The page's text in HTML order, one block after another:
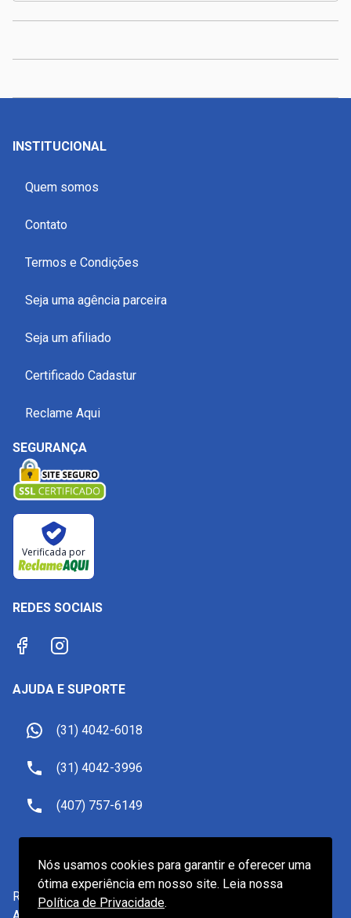
INSTITUCIONAL
Quem somos
Contato
Termos e Condições
Seja uma agência parceira
Seja um afiliado
Certificado Cadastur
Reclame Aqui
SEGURANÇA
Verificada por
REDES SOCIAIS
AJUDA E SUPORTE
(31) 4042-6018
(31) 4042-3996
(407) 757-6149
Receptivo Viagens LTDA. -
Nós usamos cookies para garantir e oferecer uma
ótima experiência em nosso site. Leia nossa
Política de Privacidade.